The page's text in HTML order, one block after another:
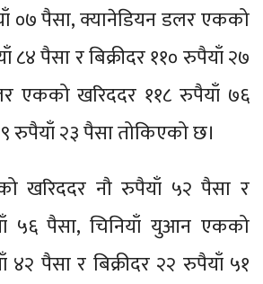
०७ पैसा, क्यानेडियन डलर एकको
८४ पैसा र बिक्रीदर ११० रुपैयाँ २७
एकको खरिददर ११८ रुपैयाँ ७६
रुपैयाँ २३ पैसा तोकिएको छ।
खरिददर नौ रुपैयाँ ५२ पैसा र
५६ पैसा, चिनियाँ युआन एकको
पैसा र बिक्रीदर २२ रुपैयाँ ५१